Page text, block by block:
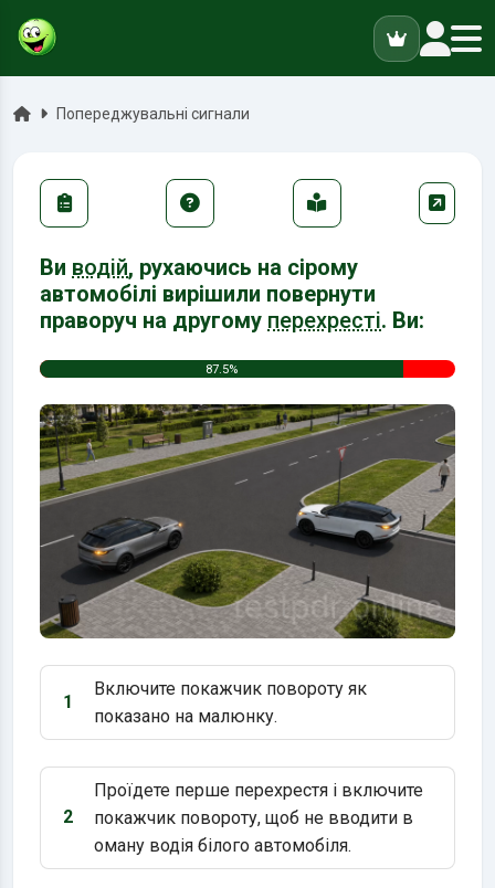
ГоловнаПопереджувальні сигнали
Ви водій, рухаючись на сірому
автомобілі вирішили повернути
праворуч на другому перехресті. Ви:
87.5%
Варіант 1:
1
Включите покажчик повороту як
показано на малюнку.
Варіант 2:
2
Проїдете перше перехрестя і включите
покажчик повороту, щоб не вводити в
оману водія білого автомобіля.